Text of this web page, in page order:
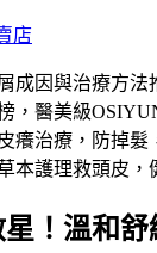
店
成因與治療方法
，醫美級
癢治療，防掉髮
本護理救頭皮，
！溫和